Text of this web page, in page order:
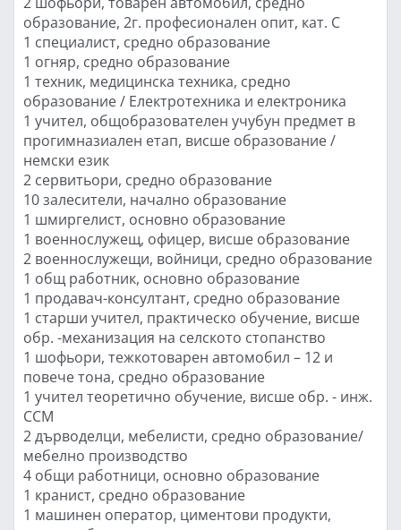
образование, 2г. професионален опит, кат. С
1 специалист, средно образование
1 огняр, средно образование
1 техник, медицинска техника, средно
образование / Електротехника и електроника
1 учител, общобразователен учубун предмет в
прогимназиален етап, висше образование /
немски език
2 сервитьори, средно образование
10 залесители, начално образование
1 шмиргелист, основно образование
1 военнослужещ, офицер, висше образование
2 военнослужещи, войници, средно образование
1 общ работник, основно образование
1 продавач-консултант, средно образование
1 старши учител, практическо обучение, висше
обр. -механизация на селското стопанство
1 шофьори, тежкотоварен автомобил – 12 и
повече тона, средно образование
1 учител теоретично обучение, висше обр. - инж.
ССМ
2 дърводелци, мебелисти, средно образование/
мебелно производство
4 общи работници, основно образование
1 кранист, средно образование
1 машинен оператор, циментови продукти,